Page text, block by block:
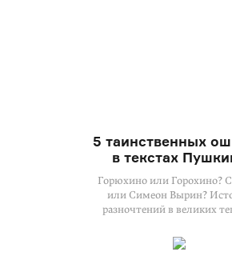
5 таинственных
в текстах
Горюхино или Горохино?
или Симеон Вырин?
разночтений в великих